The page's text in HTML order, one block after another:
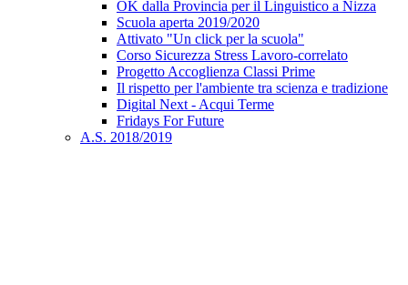
OK dalla Provincia per il Linguistico a Nizza
Scuola aperta 2019/2020
Attivato "Un click per la scuola"
Corso Sicurezza Stress Lavoro-correlato
Progetto Accoglienza Classi Prime
Il rispetto per l'ambiente tra scienza e tradizione
Digital Next - Acqui Terme
Fridays For Future
A.S. 2018/2019